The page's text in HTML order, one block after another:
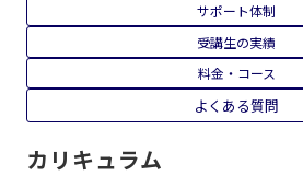
サポート体制
受講生の実績
料金・コース
よくある質問
カリキュラム